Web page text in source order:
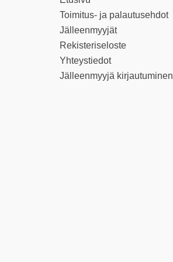
Toimitus- ja palautusehdot
Jälleenmyyjät
Rekisteriseloste
Yhteystiedot
Jälleenmyyjä kirjautuminen